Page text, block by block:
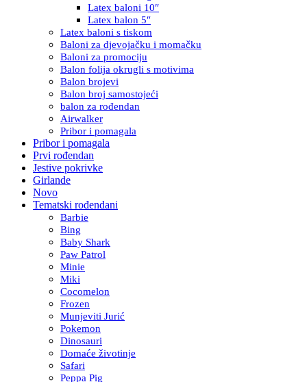
Latex baloni 10″
Latex balon 5″
Latex baloni s tiskom
Baloni za djevojačku i momačku
Baloni za promociju
Balon folija okrugli s motivima
Balon brojevi
Balon broj samostojeći
balon za rođendan
Airwalker
Pribor i pomagala
Pribor i pomagala
Prvi rođendan
Jestive pokrivke
Girlande
Novo
Tematski rođendani
Barbie
Bing
Baby Shark
Paw Patrol
Minie
Miki
Cocomelon
Frozen
Munjeviti Jurić
Pokemon
Dinosauri
Domaće životinje
Safari
Peppa Pig